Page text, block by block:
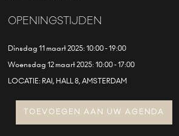
OPENINGSTIJDEN
Dinsdag 11 maart 2025: 10:00 - 19:00
Woensdag 12 maart 2025: 10:00 - 17:00
LOCATIE: RAI, HALL 8, AMSTERDAM
TOEVOEGEN AAN UW AGENDA